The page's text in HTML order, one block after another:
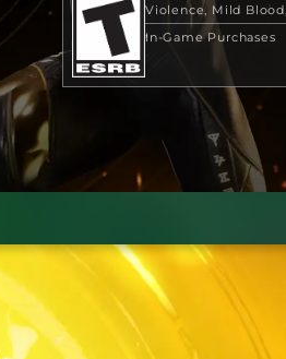
Violence Mild Blood
In-Game Purchases